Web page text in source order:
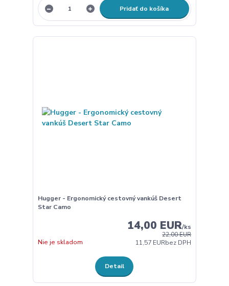
Pridať do košíka
Hugger - Ergonomický cestovný vankúš Desert
Star Camo
22,00 EUR
14,00 EUR/ks
11,57 EURbez DPH
Nie je skladom
Detail